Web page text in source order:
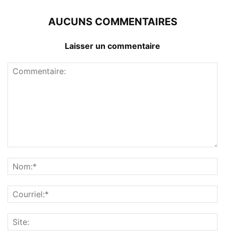
AUCUNS COMMENTAIRES
Laisser un commentaire